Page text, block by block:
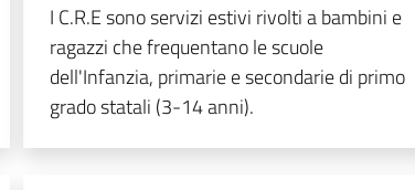
I C.R.E sono servizi estivi rivolti a bambini e
ragazzi che frequentano le scuole
dell'Infanzia, primarie e secondarie di primo
grado statali (3-14 anni).